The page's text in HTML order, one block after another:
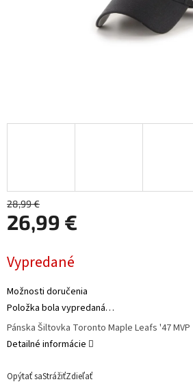
28,99 €
26,99 €
cena:
Vypredané
Možnosti doručenia
Položka bola vypredaná…
Pánska Šiltovka Toronto Maple Leafs '47 MVP
Detailné informácie
Opýtať saStrážiťZdieľať